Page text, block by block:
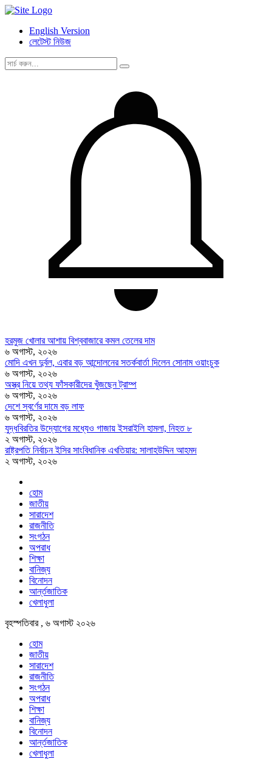
English Version
লেটেস্ট নিউজ
হরমুজ খোলার আশায় বিশ্ববাজারে কমল তেলের দাম
৬ অগাস্ট, ২০২৬
মোদি এখন দুর্বল, এবার বড় আন্দোলনের সতর্কবার্তা দিলেন সোনাম ওয়াংচুক
৬ অগাস্ট, ২০২৬
অস্ত্র নিয়ে তথ্য ফাঁসকারীদের খুঁজছেন ট্রাম্প
৬ অগাস্ট, ২০২৬
দেশে স্বর্ণের দামে বড় লাফ
৬ অগাস্ট, ২০২৬
যুদ্ধবিরতির উদ্যোগের মধ্যেও গাজায় ইসরাইলি হামলা, নিহত ৮
২ অগাস্ট, ২০২৬
রাষ্ট্রপতি নির্বাচন ইসির সাংবিধানিক এখতিয়ার: সালাহউদ্দিন আহমদ
২ অগাস্ট, ২০২৬
হোম
জাতীয়
সারাদেশ
রাজনীতি
সংগঠন
অপরাধ
শিক্ষা
বানিজ্য
বিনোদন
আর্ন্তজাতিক
খেলাধুলা
বৃহস্পতিবার , ৬ অগাস্ট ২০২৬
হোম
জাতীয়
সারাদেশ
রাজনীতি
সংগঠন
অপরাধ
শিক্ষা
বানিজ্য
বিনোদন
আর্ন্তজাতিক
খেলাধুলা